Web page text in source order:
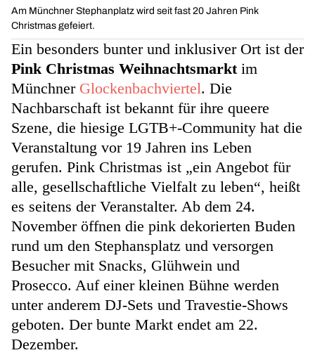
Am Münchner Stephanplatz wird seit fast 20 Jahren Pink
Christmas gefeiert.
Ein besonders bunter und inklusiver Ort ist der
Pink Christmas Weihnachtsmarktim
Münchner Glockenbachviertel. Die
Nachbarschaft ist bekannt für ihre queere
Szene, die hiesige LGTB+-Community hat die
Veranstaltung vor 19 Jahren ins Leben
gerufen. Pink Christmas ist „ein Angebot für
alle, gesellschaftliche Vielfalt zu leben“, heißt
es seitens der Veranstalter. Ab dem 24.
November öffnen die pink dekorierten Buden
rund um den Stephansplatz und versorgen
Besucher mit Snacks, Glühwein und
Prosecco. Auf einer kleinen Bühne werden
unter anderem DJ-Sets und Travestie-Shows
geboten. Der bunte Markt endet am 22.
Dezember.